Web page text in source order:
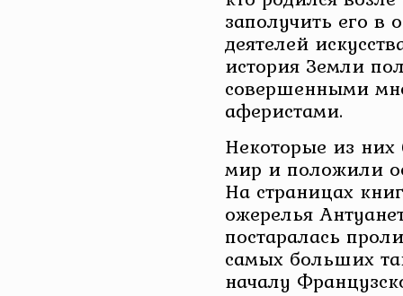
заполучить его в
деятелей
история Земли
совершенными
аферистами.
Некоторые из них
мир и положили
На страницах
ожерелья
постаралась
самых больших
началу